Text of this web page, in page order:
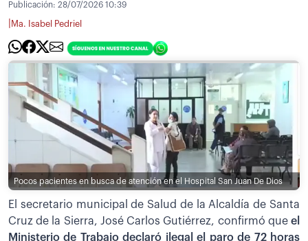
Publicación: 28/07/2026 10:39
Ma. Isabel Pedriel
Pocos pacientes en busca de atención en el Hospital San Juan De Dios
El secretario municipal de Salud de la Alcaldía de Santa
Cruz de la Sierra, José Carlos Gutiérrez, confirmó que el
Ministerio de Trabajo declaró ilegal el paro de 72 horas